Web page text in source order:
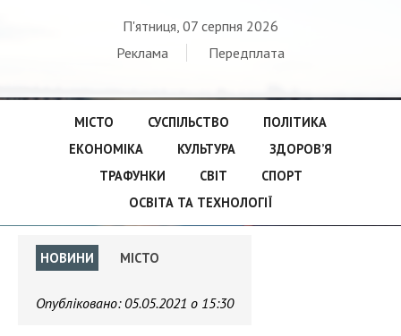
П'ятниця, 07 серпня 2026
Реклама
Передплата
МІСТО СУСПІЛЬСТВО
ПОЛІТИКА
ЕКОНОМІКА
КУЛЬТУРА
ЗДОРОВ’Я
ТРАФУНКИ
СВІТ
СПОРТ
ОСВІТА ТА ТЕХНОЛОГІЇ
НОВИНИ МІСТО
Опубліковано: 05.05.2021 о 15:30